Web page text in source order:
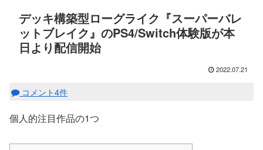
デッキ構築型ローグライク『スーパーバレ
ットブレイク』のPS4/Switch体験版が本
日より配信開始
2022.07.21
コメント4件
個人的注目作品の1つ